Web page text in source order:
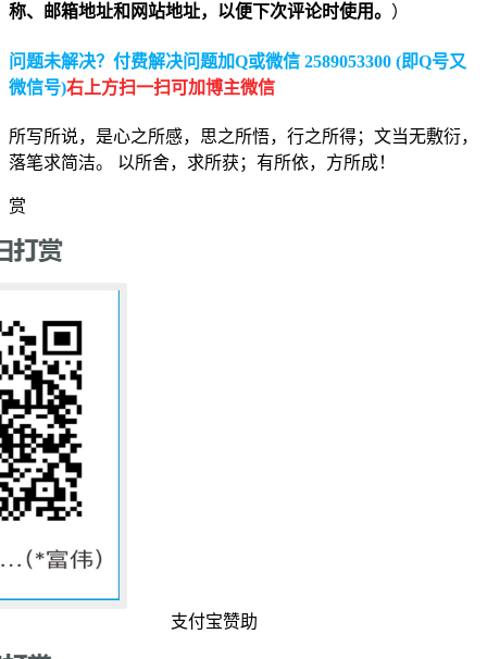
称、邮箱地址和网站地址，以便下次评论时使用。 ）
问题未解决？付费解决问题加Q或微信 2589053300 (即Q号又
微信号)右上方扫一扫可加博主微信
所写所说，是心之所感，思之所悟，行之所得；文当无敷衍，
落笔求简洁。 以所舍，求所获；有所依，方所成！
赏
支付宝赞助